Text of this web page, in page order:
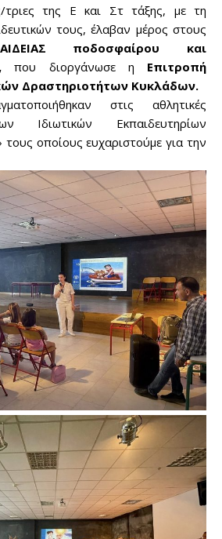
τριες της Ε και Στ τάξης, με τη
τους, έλαβαν μέρος στους
ποδοσφαίρου και
που διοργάνωσε η Επιτροπή
Δραστηριοτήτων Κυκλάδων.
στις αθλητικές
Ιδιωτικών Εκπαιδευτηρίων
οποίους ευχαριστούμε για την